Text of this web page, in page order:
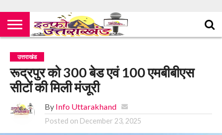
उत्तराखंड
रूद्रपुर को 300 बेड एवं 100 एमबीबीएस
सीटों की मिली मंजूरी
By Info Uttarakhand
Posted on December 23, 2025